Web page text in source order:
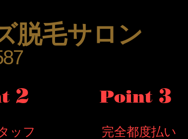
脱毛サロン
2 ​Point 3
ッフ ​完全都度払い​